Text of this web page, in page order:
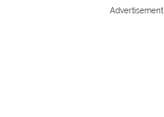
Advertisement